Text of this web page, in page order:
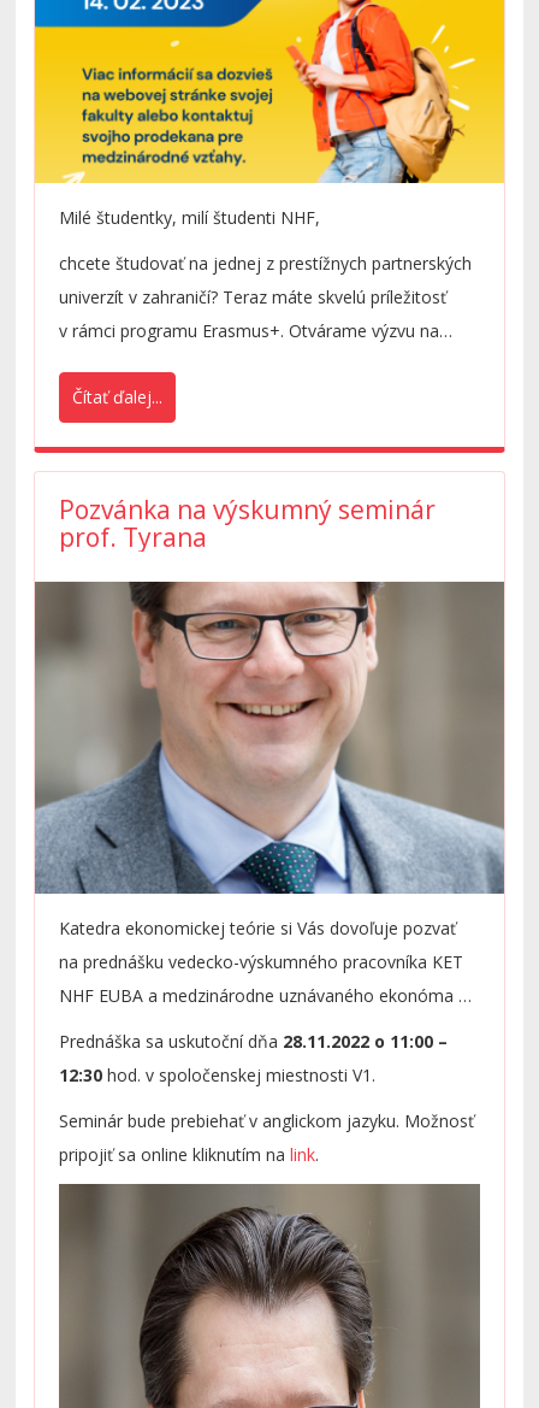
Milé študentky, milí študenti NHF,
chcete študovať na jednej z prestížnych partnerských
univerzít v zahraničí? Teraz máte skvelú príležitosť
v rámci programu Erasmus+. Otvárame výzvu na
akademickom roku 2023/2024. Nenechajte si ujsť
v hlavnej výzve! Termín na podanie prihlášky je
najneskôr 14. február 2023 (do polnoci). Prečítajte si
aktuálnych
sadzbách grantovna mobilitu
študentov a pozrite aktuálnu ponuku zahraničných
univerzít nahttps://euba.sk/medzinarodne-
vztahy/partnerske-institucie-a-medzinarodne-
Čítať ďalej...
Pozvánka na výskumný seminár
prof. Tyrana
Katedra ekonomickej teórie si Vás dovoľuje pozvať
na prednášku vedecko-výskumného pracovníka KET
NHF EUBA a medzinárodne uznávaného ekonóma v
oblasti behaviorálnej ekonómie, prof. Dr. Jean-Robert
Tyran, ktorý bude prezentovať výsledky svojho
understanding of the economy and society.
Prednáška sa uskutoční dňa 28.11.2022 o 11:00 –
12:30 hod. v spoločenskej miestnosti V1.
Seminár bude prebiehať v anglickom jazyku. Možnosť
pripojiť sa online kliknutím nalink.